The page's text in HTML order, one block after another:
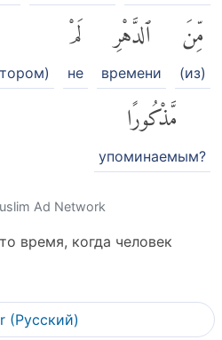
مِّنَ
(из)
ٱلدَّهْرِ
времени
لَمْ
не
مَّذْكُورًا
упоминаемым?
Ad Network
время, когда человек
(Pусский)